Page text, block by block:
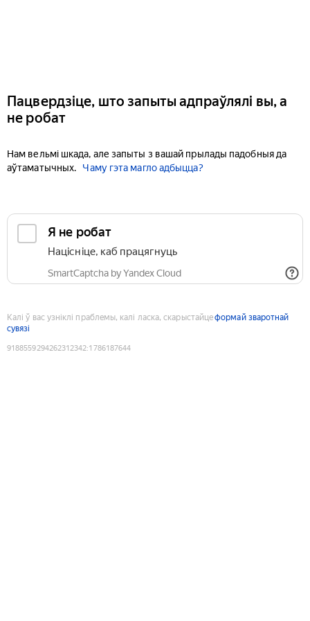
Пацвердзіце, што запыты адпраўлялі вы, а
не робат
Нам вельмі шкада, але запыты з вашай прылады падобныя да
аўтаматычных.
Чаму гэта магло адбыцца?
Я не робат
Націсніце, каб працягнуць
SmartCaptcha by Yandex Cloud
Калі ў вас узніклі праблемы, калі ласка, скарыстайцеформай зваротнай
сувязі
9188559294262312342:1786187644